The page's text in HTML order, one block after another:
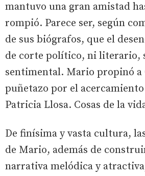
mantuvo una gran amistad
rompió. Parece ser, según
de sus biógrafos, que el
de corte político, ni literario,
sentimental. Mario propinó a
puñetazo por el
Patricia Llosa. Cosas de la
De finísima y vasta cultura,
de Mario, además de
narrativa melódica y